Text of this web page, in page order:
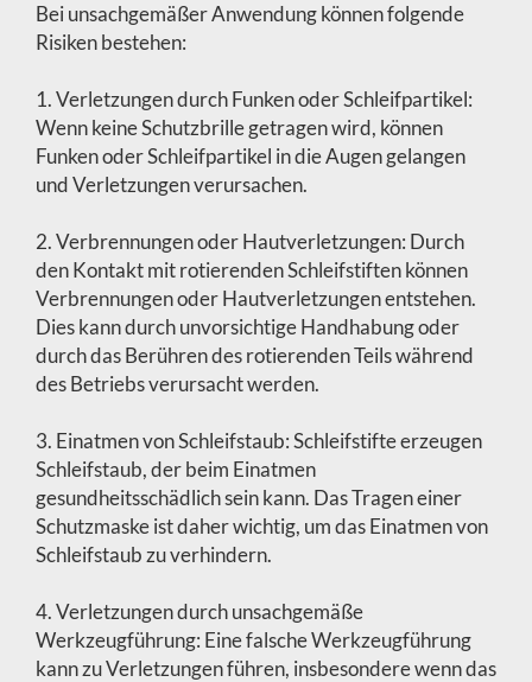
Bei unsachgemäßer Anwendung können folgende
Risiken bestehen:
1. Verletzungen durch Funken oder Schleifpartikel:
Wenn keine Schutzbrille getragen wird, können
Funken oder Schleifpartikel in die Augen gelangen
und Verletzungen verursachen.
2. Verbrennungen oder Hautverletzungen: Durch
den Kontakt mit rotierenden Schleifstiften können
Verbrennungen oder Hautverletzungen entstehen.
Dies kann durch unvorsichtige Handhabung oder
durch das Berühren des rotierenden Teils während
des Betriebs verursacht werden.
3. Einatmen von Schleifstaub: Schleifstifte erzeugen
Schleifstaub, der beim Einatmen
gesundheitsschädlich sein kann. Das Tragen einer
Schutzmaske ist daher wichtig, um das Einatmen von
Schleifstaub zu verhindern.
4. Verletzungen durch unsachgemäße
Werkzeugführung: Eine falsche Werkzeugführung
kann zu Verletzungen führen, insbesondere wenn das